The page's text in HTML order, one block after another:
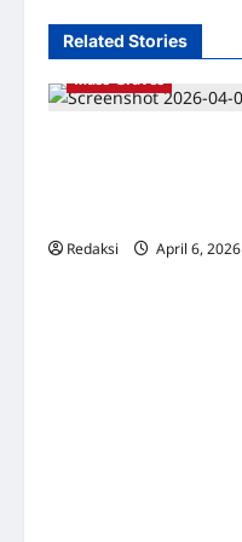
Related Stories
Mass-Graves
Redaksi
April 6, 2026